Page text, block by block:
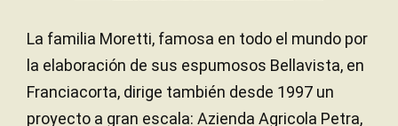
La familia Moretti, famosa en todo el mundo por
la elaboración de sus espumosos Bellavista, en
Franciacorta, dirige también desde 1997 un
proyecto a gran escala: Azienda Agricola Petra,